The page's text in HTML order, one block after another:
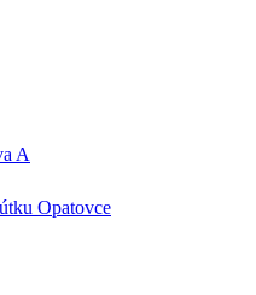
A
Opatovce